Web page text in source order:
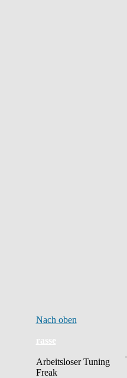
Nach oben
rasse
Arbeitsloser Tuning
Freak